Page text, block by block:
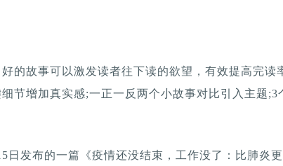
的故事可以激发读者往下读的欲望，有效提高完读
节增加真实感;一正一反两个小故事对比引入主题;3
日发布的一篇《疫情还没结束，工作没了：比肺炎